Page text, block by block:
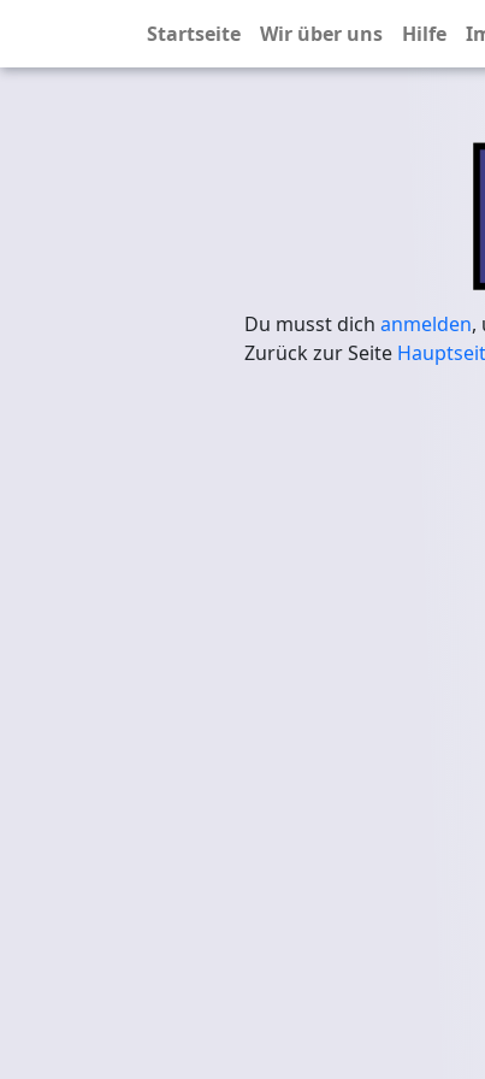
Startseite Wir über uns Hilfe
Du musst dich anmelden,
Zurück zur Seite